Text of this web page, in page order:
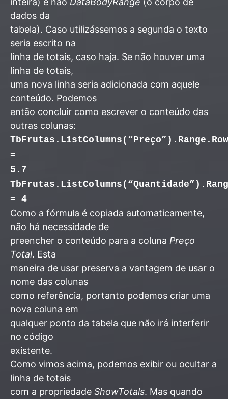
dados da
tabela). Caso utilizássemos a segunda o texto
seria escrito na
linha de totais, caso haja. Se não houver uma
linha de totais,
uma nova linha seria adicionada com aquele
conteúdo. Podemos
então concluir como escrever o conteúdo das
outras colunas:
=
5.7
= 4
Como a fórmula é copiada automaticamente,
não há necessidade de
preencher o conteúdo para a coluna Preço
Total. Esta
maneira de usar preserva a vantagem de usar o
nome das colunas
como referência, portanto podemos criar uma
nova coluna em
qualquer ponto da tabela que não irá interferir
no código
existente.
Como vimos acima, podemos exibir ou ocultar a
linha de totais
com a propriedade ShowTotals. Mas quando